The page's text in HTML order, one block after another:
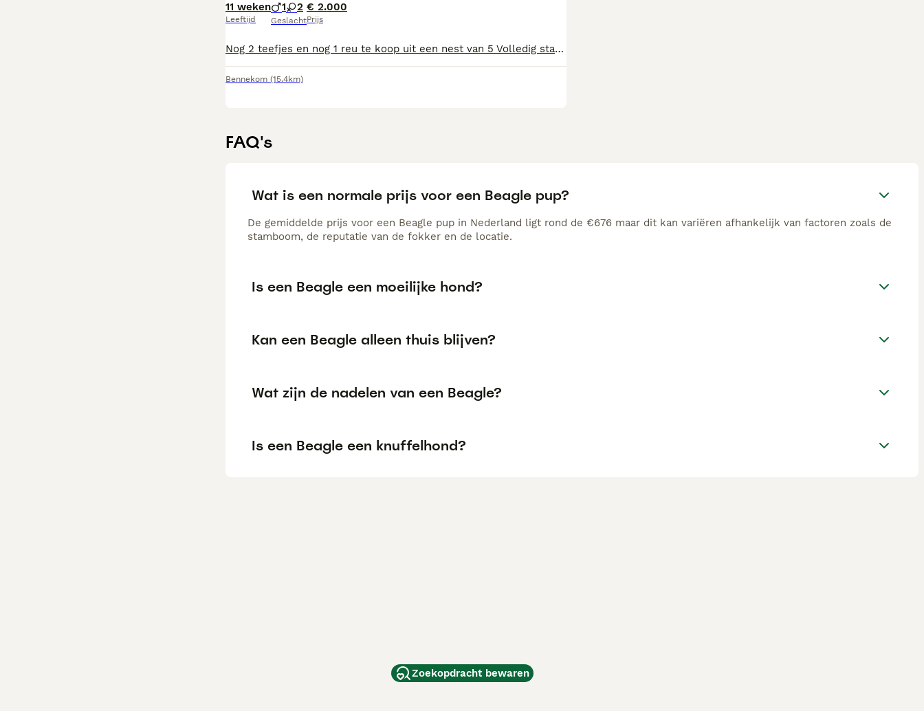
11 weken
Leeftijd
1 2
Geslacht
€ 2.000
Prijs
Nog 2 teefjes en nog 1 reu te koop uit een nest van 5 Volledig stamboom En deze mooie pups groeien op bij ons in huis
Bennekom (15.4km)
FAQ's
Wat is een normale prijs voor een Beagle pup?
De gemiddelde prijs voor een Beagle pup in Nederland ligt rond de €676 maar dit kan variëren afhankelijk van factoren zoals de
stamboom, de reputatie van de fokker en de locatie.
Is een Beagle een moeilijke hond?
Kan een Beagle alleen thuis blijven?
Wat zijn de nadelen van een Beagle?
Is een Beagle een knuffelhond?
Zoekopdracht bewaren